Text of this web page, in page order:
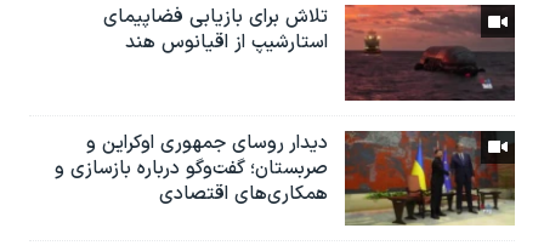
تلاش برای بازیابی فضاپیمای
استارشیپ از اقیانوس هند
دیدار روسای جمهوری اوکراین و
صربستان؛ گفت‌وگو درباره بازسازی و
همکاری‌های اقتصادی